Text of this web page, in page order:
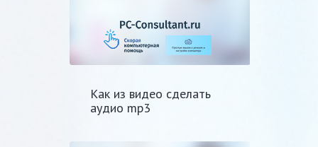
Как из видео сделать
аудио mp3